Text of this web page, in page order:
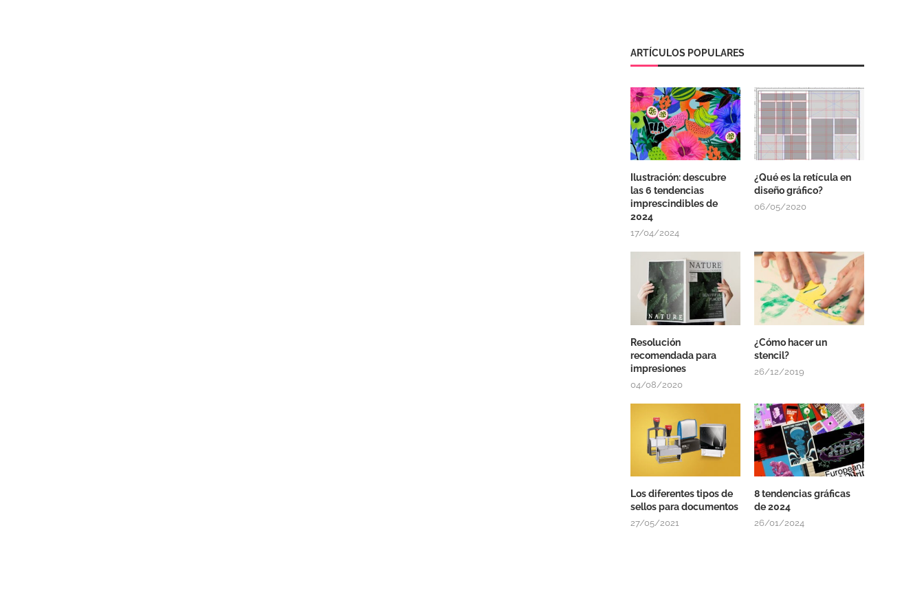
ARTÍCULOS POPULARES
Ilustración: descubre
las 6 tendencias
imprescindibles de
2024
17/04/2024
¿Qué es la retícula en
diseño gráfico?
06/05/2020
Resolución
recomendada para
impresiones
04/08/2020
¿Cómo hacer un
stencil?
26/12/2019
Los diferentes tipos de
sellos para documentos
27/05/2021
8 tendencias gráficas
de 2024
26/01/2024